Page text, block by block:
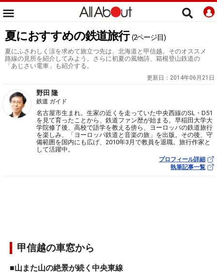
夏におすすめの鉄道旅行 (2ページ目)
夏にふさわしく涼を求めて旅立つ先は、北海道と甲信越。そのオススメ
路線の見所を紹介してみよう。さらに初夏の風物詩、箱根登山鉄道の
「あじさい電車」も紹介する。
更新日： 2014年06月21日
野田 隆
鉄道 ガイド
名古屋市生まれ。生家の近くを走っていた中央西線のSL・D51
を見て育ったことから、鉄道ファン歴が始まる。早稲田大学大
学院修了後、高校で語学を教える傍ら、ヨーロッパの鉄道旅行
を楽しみ、「ヨーロッパ鉄道と音楽の旅」を出版。その後、守
備範囲を国内にも広げ、2010年3月で教員を退職。旅行作家と
して活躍中。
プロフィール詳細
執筆記事一覧
甲信越の車窓から
■山また山の絶景が続く中央東線